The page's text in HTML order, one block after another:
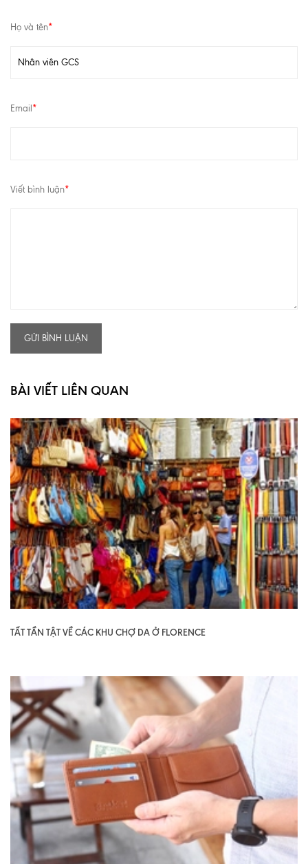
Họ và tên*
Email *
Viết bình luận*
GỬI BÌNH LUẬN
BÀI VIẾT LIÊN QUAN
TẤT TẦN TẬT VỀ CÁC KHU CHỢ DA Ở FLORENCE